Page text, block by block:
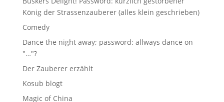
König der Strassenzauberer (alles klein geschrieben)
Comedy
Dance the night away; password: allways dance on
"…"?
Der Zauberer erzählt
Kosub blogt
Magic of China